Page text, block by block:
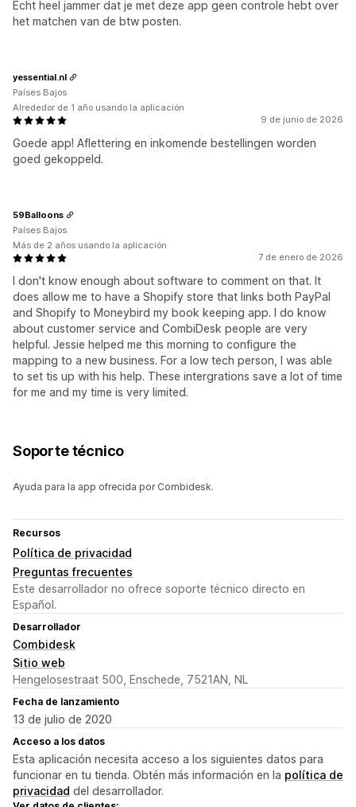
Echt heel jammer dat je met deze app geen controle hebt over
het matchen van de btw posten.
9 de junio de 2026
Goede app! Aflettering en inkomende bestellingen worden
goed gekoppeld.
yessential.nl
Países Bajos
Alrededor de 1 año usando la aplicación
7 de enero de 2026
I don't know enough about software to comment on that. It
does allow me to have a Shopify store that links both PayPal
and Shopify to Moneybird my book keeping app. I do know
about customer service and CombiDesk people are very
helpful. Jessie helped me this morning to configure the
mapping to a new business. For a low tech person, I was able
to set tis up with his help. These intergrations save a lot of time
for me and my time is very limited.
59Balloons
Países Bajos
Más de 2 años usando la aplicación
Soporte técnico
Ayuda para la app ofrecida por Combidesk.
Recursos
Política de privacidad
Preguntas frecuentes
Este desarrollador no ofrece soporte técnico directo en
Español.
Desarrollador
Combidesk
Sitio web
Hengelosestraat 500, Enschede, 7521AN, NL
Fecha de lanzamiento
13 de julio de 2020
Acceso a los datos
Esta aplicación necesita acceso a los siguientes datos para
funcionar en tu tienda. Obtén más información en la política de
privacidad del desarrollador.